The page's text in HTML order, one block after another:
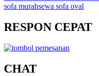
sofa murahsewa sofa oval
RESPON CEPAT
CHAT